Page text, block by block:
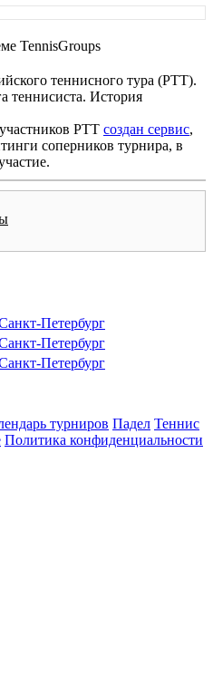
TennisGroups
теннисного тура (РТТ).
теннисиста. История
РТТ создан сервис,
соперников турнира, в
Петербург
Петербург
Петербург
турниров Падел Теннис
Политика конфиденциальности